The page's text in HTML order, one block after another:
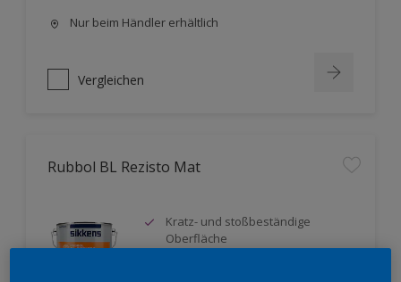
Nur beim Händler erhältlich
Vergleichen
Rubbol BL Rezisto Mat
Kratz- und stoßbeständige
Oberfläche